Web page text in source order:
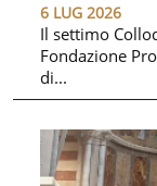
6 LUG 2026
Il settimo
Fondazione
di...